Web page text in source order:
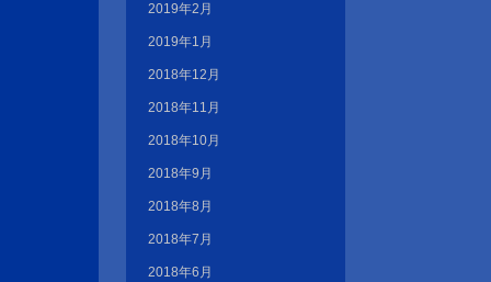
2019年2月
2019年1月
2018年12月
2018年11月
2018年10月
2018年9月
2018年8月
2018年7月
2018年6月